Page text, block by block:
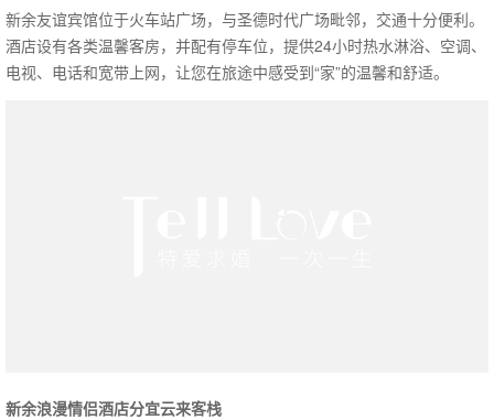
新余友谊宾馆位于火车站广场，与圣德时代广场毗邻，交通十分便利。
酒店设有各类温馨客房，并配有停车位，提供24小时热水淋浴、空调、
电视、电话和宽带上网，让您在旅途中感受到“家”的温馨和舒适。
新余浪漫情侣酒店分宜云来客栈